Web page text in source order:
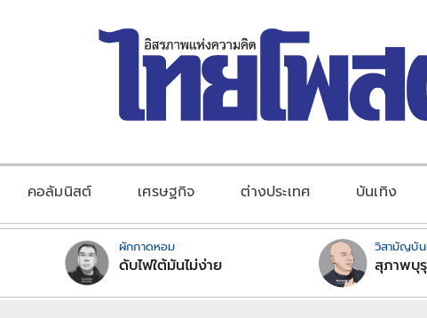
คอลัมนิสต์ เศรษฐกิจ ต่างประเทศ บันเทิง
ผักกาดหอม
ดับไฟใต้มันไม่ง่าย
วิสามัญบัน
สุภาพบุ